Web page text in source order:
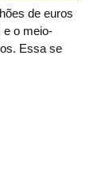
de euros
e o meio-
Essa se